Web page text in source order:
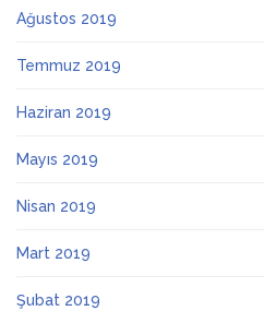
Ağustos 2019
Temmuz 2019
Haziran 2019
Mayıs 2019
Nisan 2019
Mart 2019
Şubat 2019